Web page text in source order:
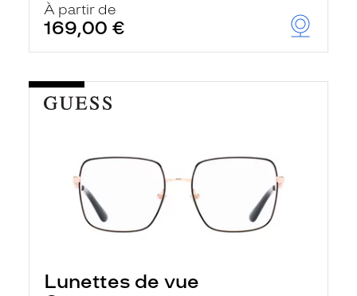
À partir de
169,00 €
Lunettes de vue